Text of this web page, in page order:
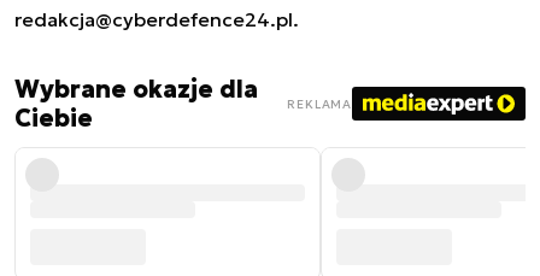
redakcja@cyberdefence24.pl.
Wybrane okazje dla
Ciebie
REKLAMA